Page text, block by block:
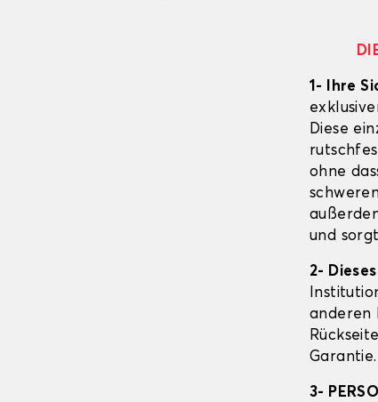
1- Ihre
Diese
ohne
und
2-
anderen
Garantie.
3-